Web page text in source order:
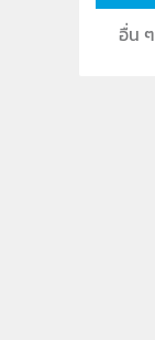
อื่น ๆ